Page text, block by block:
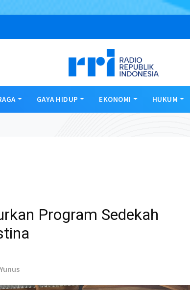
GAYA HIDUP EKONOMI HUKUM
Program Sedekah